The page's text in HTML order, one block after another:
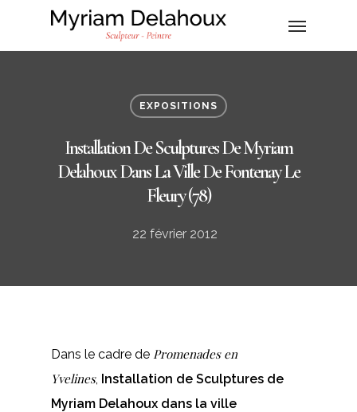
EXPOSITIONS
Installation De Sculptures De Myriam
Delahoux Dans La Ville De Fontenay Le
Fleury (78)
22 février 2012
Dans le cadre de Promenades en
Yvelines, Installation de Sculptures de
Myriam Delahoux dans la ville